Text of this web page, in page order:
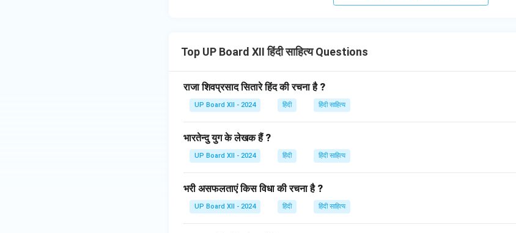
Top UP Board XII हिंदी साहित्य Questions
राजा शिवप्रसाद सितारे हिंद की रचना है ?
UP Board XII - 2024 हिंदी हिंदी साहित्य
भारतेन्दु युग के लेखक हैं ?
UP Board XII - 2024 हिंदी हिंदी साहित्य
भरी असफलताएं किस विधा की रचना है ?
UP Board XII - 2024 हिंदी हिंदी साहित्य